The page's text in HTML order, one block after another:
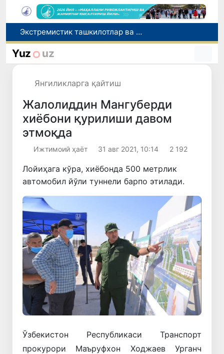
Экстремистик ташкилотлар ва материалларнинг электрон реестри юритилади
Ўзбекистон Журналистлар уюшмаси қошида Блогерлар ижодий кенгаши ташкил этилди
Кредит ва молиявий хизматлар рекламасига огоҳлантириш талаби киритилади
Yuz uz
Янгиликларга қайтиш
Жалолиддин Мангуберди
хиёбони қурилиши давом
этмоқда
Ижтимоий ҳаёт 31 авг 2021, 10:14 2 192
Лойиҳага кўра, хиёбонда 500 метрлик
автомобил йўли туннели барпо этилади.
Ўзбекистон Республикаси Транспорт
прокурори Маъруфхон Ходжаев Урганч